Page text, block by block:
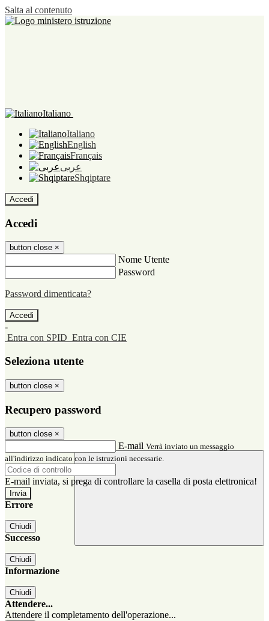
Salta al contenuto
Italiano
Italiano
English
Français
عربى
Shqiptare
Accedi
Accedi
button close ×
Nome Utente
Password
Password dimenticata?
-
Entra con SPID Entra con CIE
Seleziona utente
button close ×
Recupero password
button close ×
E-mail Verrà inviato un messaggio
all'indirizzo indicato con le istruzioni necessarie.
E-mail inviata, si prega di controllare la casella di posta elettronica!
Errore
Chiudi
Successo
Chiudi
Informazione
Chiudi
Attendere...
Attendere il completamento dell'operazione...